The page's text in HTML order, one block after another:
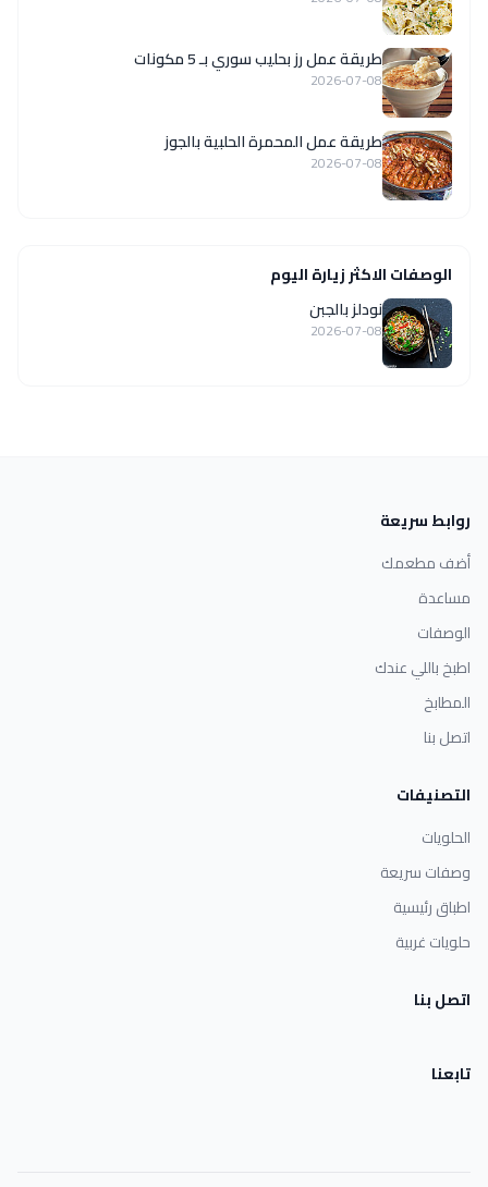
طريقة عمل رز بحليب سوري بـ 5 مكونات
2026-07-08
طريقة عمل المحمرة الحلبية بالجوز
2026-07-08
الوصفات الاكثر زيارة اليوم
نودلز بالجبن
2026-07-08
روابط سريعة
أضف مطعمك
مساعدة
الوصفات
اطبخ باللي عندك
المطابخ
اتصل بنا
التصنيفات
الحلويات
وصفات سريعة
اطباق رئيسية
حلويات غربية
اتصل بنا
تابعنا